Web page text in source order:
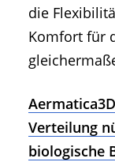
die
Komfort für
Verteilung
biologische